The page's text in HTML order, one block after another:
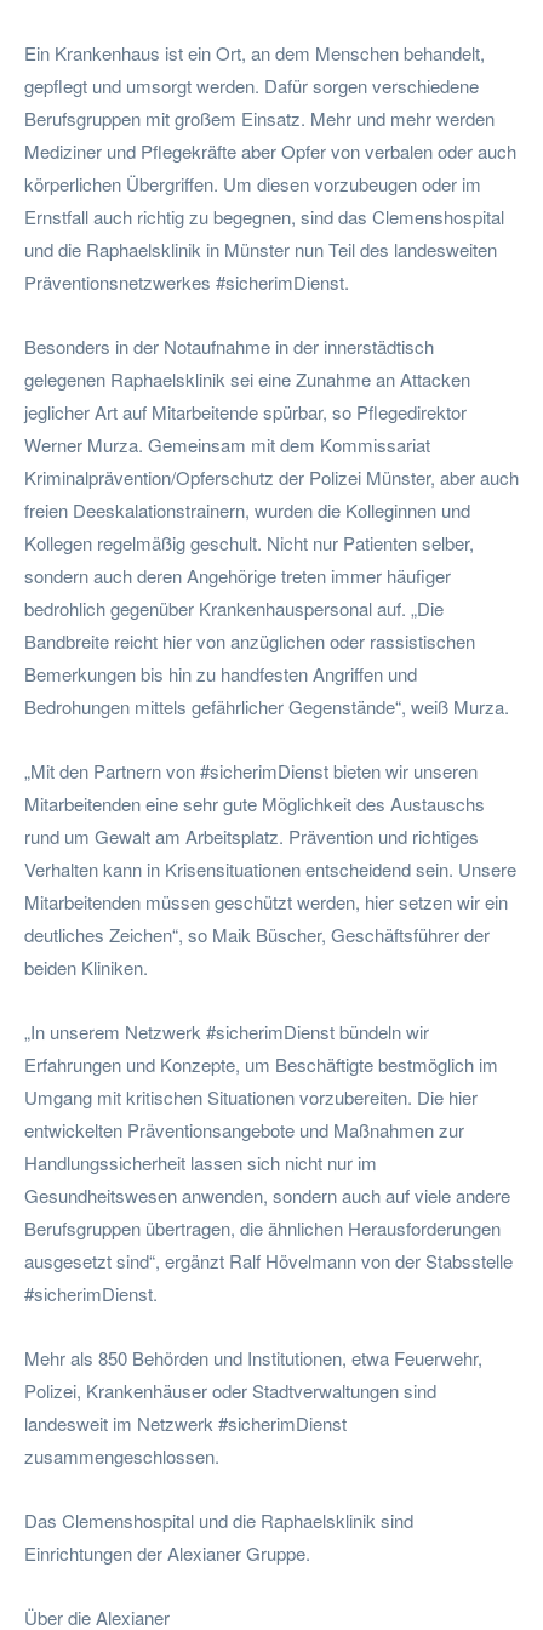
Ein Krankenhaus ist ein Ort, an dem Menschen behandelt,
gepflegt und umsorgt werden. Dafür sorgen verschiedene
Berufsgruppen mit großem Einsatz. Mehr und mehr werden
Mediziner und Pflegekräfte aber Opfer von verbalen oder auch
körperlichen Übergriffen. Um diesen vorzubeugen oder im
Ernstfall auch richtig zu begegnen, sind das Clemenshospital
und die Raphaelsklinik in Münster nun Teil des landesweiten
Präventionsnetzwerkes #sicherimDienst.
Besonders in der Notaufnahme in der innerstädtisch
gelegenen Raphaelsklinik sei eine Zunahme an Attacken
jeglicher Art auf Mitarbeitende spürbar, so Pflegedirektor
Werner Murza. Gemeinsam mit dem Kommissariat
Kriminalprävention/Opferschutz der Polizei Münster, aber auch
freien Deeskalationstrainern, wurden die Kolleginnen und
Kollegen regelmäßig geschult. Nicht nur Patienten selber,
sondern auch deren Angehörige treten immer häufiger
bedrohlich gegenüber Krankenhauspersonal auf. „Die
Bandbreite reicht hier von anzüglichen oder rassistischen
Bemerkungen bis hin zu handfesten Angriffen und
Bedrohungen mittels gefährlicher Gegenstände“, weiß Murza.
„Mit den Partnern von #sicherimDienst bieten wir unseren
Mitarbeitenden eine sehr gute Möglichkeit des Austauschs
rund um Gewalt am Arbeitsplatz. Prävention und richtiges
Verhalten kann in Krisensituationen entscheidend sein. Unsere
Mitarbeitenden müssen geschützt werden, hier setzen wir ein
deutliches Zeichen“, so Maik Büscher, Geschäftsführer der
beiden Kliniken.
„In unserem Netzwerk #sicherimDienst bündeln wir
Erfahrungen und Konzepte, um Beschäftigte bestmöglich im
Umgang mit kritischen Situationen vorzubereiten. Die hier
entwickelten Präventionsangebote und Maßnahmen zur
Handlungssicherheit lassen sich nicht nur im
Gesundheitswesen anwenden, sondern auch auf viele andere
Berufsgruppen übertragen, die ähnlichen Herausforderungen
ausgesetzt sind“, ergänzt Ralf Hövelmann von der Stabsstelle
#sicherimDienst.
Mehr als 850 Behörden und Institutionen, etwa Feuerwehr,
Polizei, Krankenhäuser oder Stadtverwaltungen sind
landesweit im Netzwerk #sicherimDienst
zusammengeschlossen.
Das Clemenshospital und die Raphaelsklinik sind
Einrichtungen der Alexianer Gruppe.
Über die Alexianer